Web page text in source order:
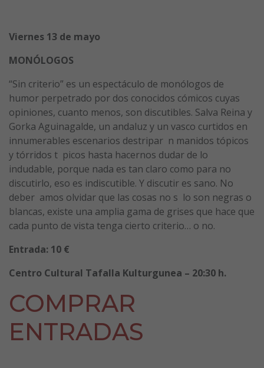
Viernes 13 de mayo
MONÓLOGOS
“Sin criterio” es un espectáculo de monólogos de
humor perpetrado por dos conocidos cómicos cuyas
opiniones, cuanto menos, son discutibles. Salva Reina y
Gorka Aguinagalde, un andaluz y un vasco curtidos en
innumerables escenarios destripar n manidos tópicos
y tórridos t picos hasta hacernos dudar de lo
indudable, porque nada es tan claro como para no
discutirlo, eso es indiscutible. Y discutir es sano. No
deber amos olvidar que las cosas no s lo son negras o
blancas, existe una amplia gama de grises que hace que
cada punto de vista tenga cierto criterio… o no.
Entrada: 10 €
Centro Cultural Tafalla Kulturgunea – 20:30 h.
COMPRAR
ENTRADAS